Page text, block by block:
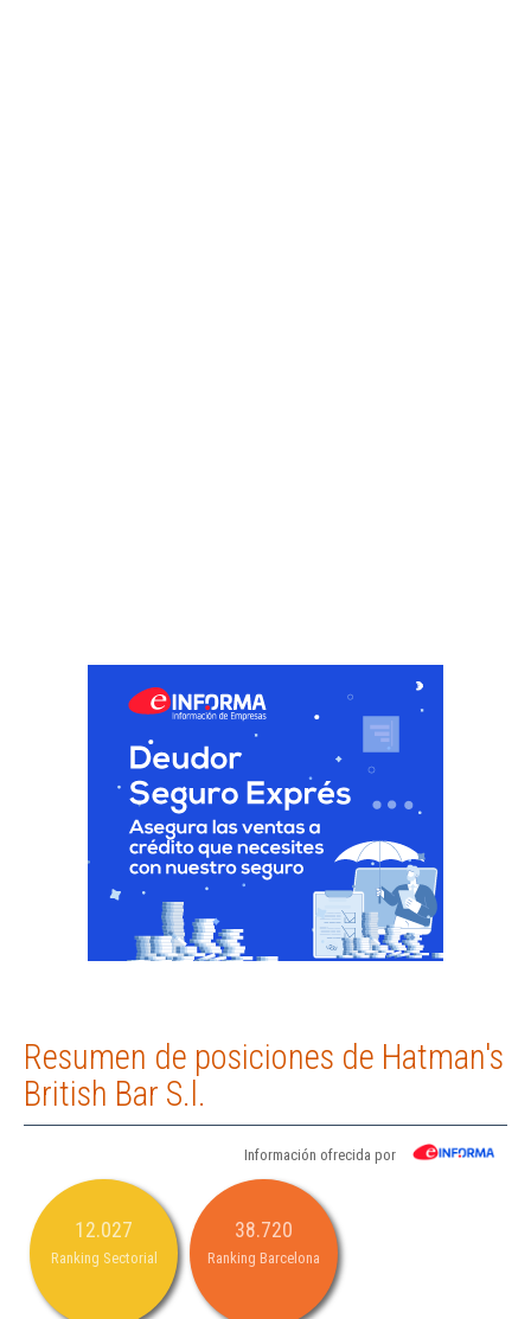
Resumen de posiciones de Hatman's
British Bar S.l.
Información ofrecida por
12.027
Ranking Sectorial
38.720
Ranking Barcelona